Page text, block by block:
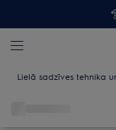
Lielā sadzīves tehnika